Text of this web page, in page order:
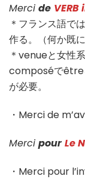
Merci de
＊フランス語で
作る。（何か既
＊venueと女性
composéでêtre
が必要。
・Merci de
Merci pour Le
・Merci pour